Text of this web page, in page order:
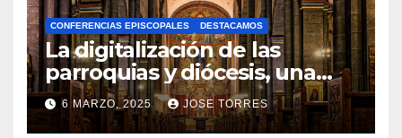
A
Y
C
O
M
CONFERENCIAS EPISCOPALES DESTACAMOS
La digitalización de las
parroquias y diócesis, una
realidad ya para el futuro de
la Iglesia
6 MARZO, 2025 JOSE TORRES
N